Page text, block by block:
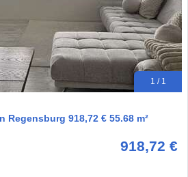
1 / 1
Regensburg 918,72 € 55.68 m²
918,72 €